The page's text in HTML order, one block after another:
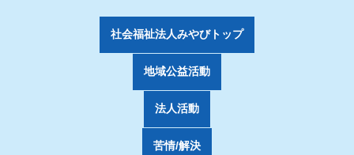
社会福祉法人みやびトップ
地域公益活動
法人活動
苦情/解決